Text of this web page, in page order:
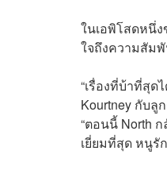
ในเอพิโสดหนึ่ง
ใจถึงความสัม
“เรื่องที่บ้าที่สุ
Kourtney กับลู
“ตอนนี้ North
เยี่ยมที่สุด หนูรั